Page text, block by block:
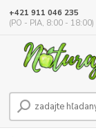
+421 911 046 235
(PO - PIA, 8:00 - 18:00)